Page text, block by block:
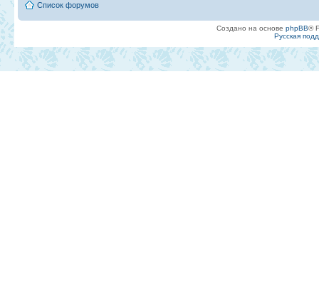
Список форумов
Создано на основе phpBB®
Русская